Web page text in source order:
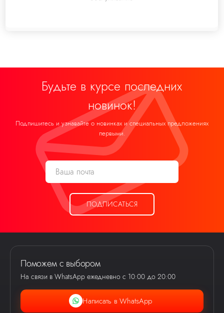
Будьте в курсе последних
новинок!
Подпишитесь и узнавайте о новинках и специальных предложениях
первыми.
ПОДПИСАТЬСЯ
Поможем с выбором
На связи в WhatsApp ежедневно с 10:00 до 20:00
Написать в WhatsApp